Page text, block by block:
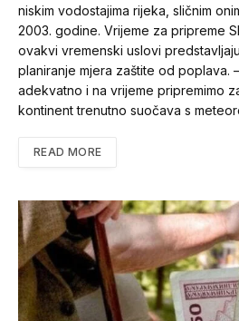
niskim vodostajima rijeka, sličnim
2003. godine. Vrijeme za pripreme
ovakvi vremenski uslovi
planiranje mjera zaštite od poplava.
adekvatno i na vrijeme pripremimo
kontinent trenutno suočava s
READ MORE